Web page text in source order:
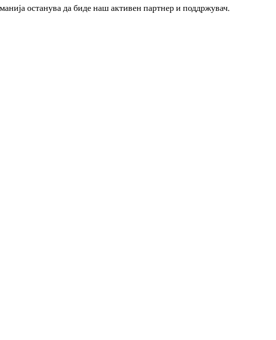
останува да биде наш активен партнер и поддржувач.